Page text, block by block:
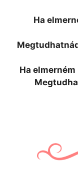
Ha
Ha